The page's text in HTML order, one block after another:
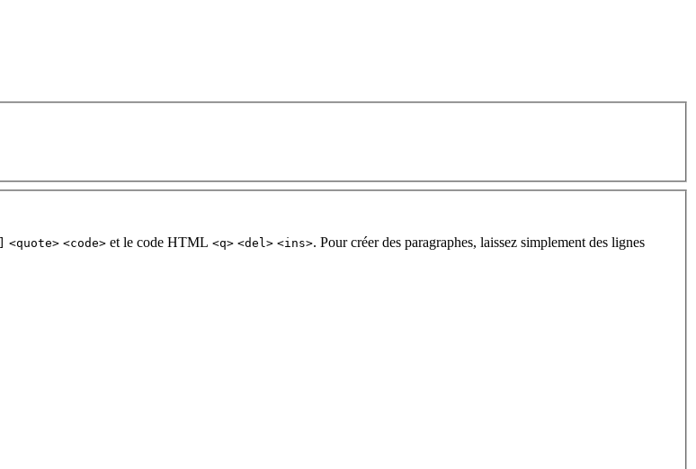
<quote> <code> et le code HTML <q> <del> <ins>. Pour créer des paragraphes, laissez simplement des lignes